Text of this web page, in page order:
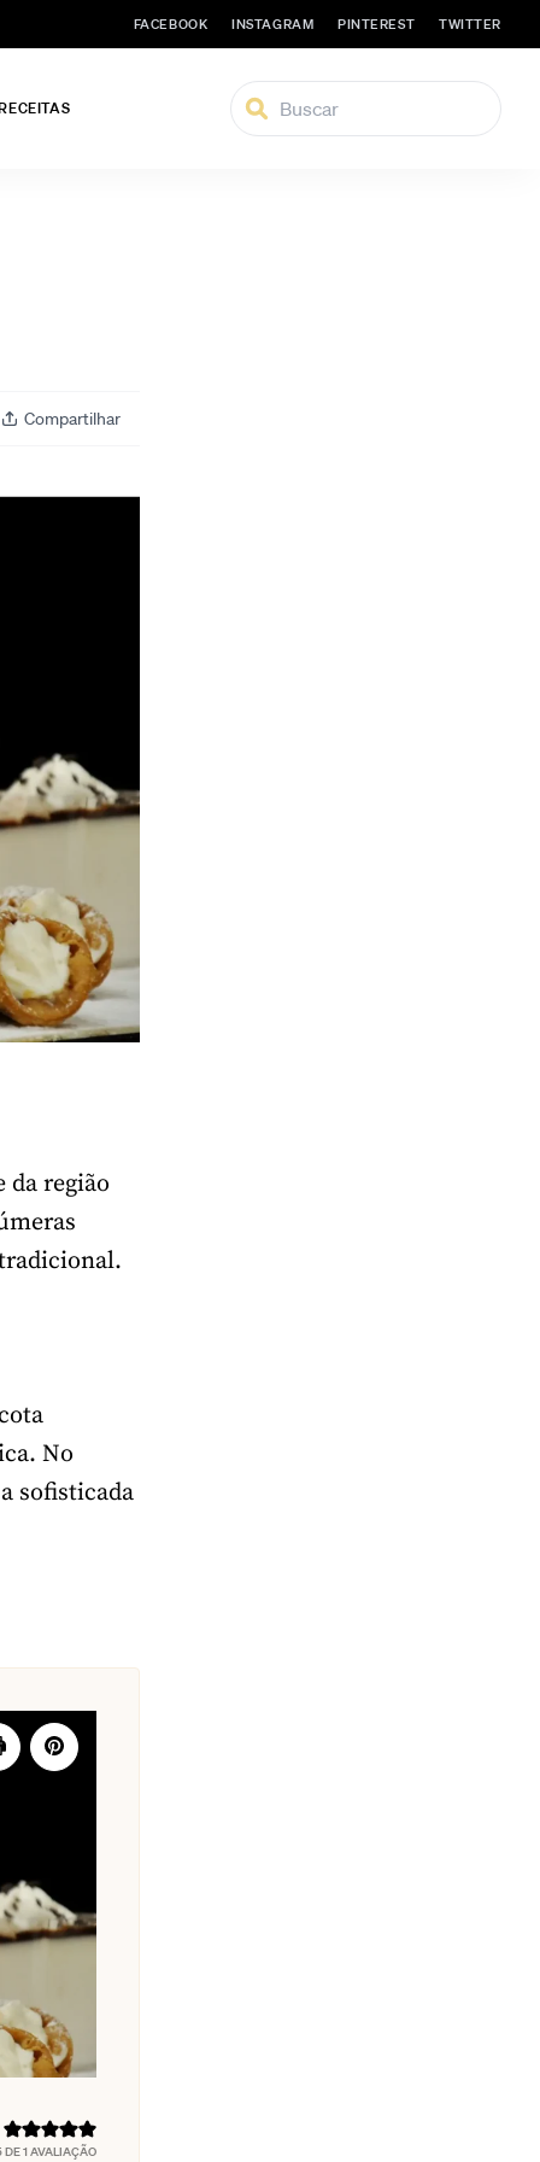
FACEBOOK INSTAGRAM PINTEREST TWITTER
Compartilhar
da região
No
sofisticada
DE 1 AVALIAÇÃO